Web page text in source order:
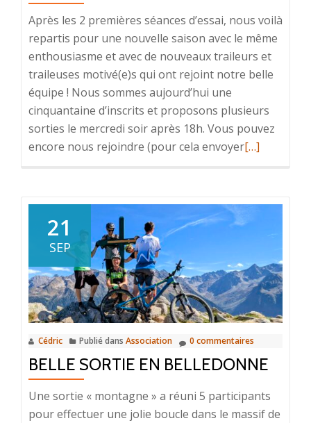
Après les 2 premières séances d’essai, nous voilà
repartis pour une nouvelle saison avec le même
enthousiasme et avec de nouveaux traileurs et
traileuses motivé(e)s qui ont rejoint notre belle
équipe ! Nous sommes aujourd’hui une
cinquantaine d’inscrits et proposons plusieurs
sorties le mercredi soir après 18h. Vous pouvez
encore nous rejoindre (pour cela envoyerEn
nouvelle
saison
Trail
!
[…]
21
SEP
Cédric Publié dans Association 0 commentaires
BELLE SORTIE EN BELLEDONNE
Une sortie « montagne » a réuni 5 participants
pour effectuer une jolie boucle dans le massif de